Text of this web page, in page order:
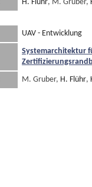
H. Flühr, M. Gruber,
UAV - Entwicklung
Systemarchitektur
M. Gruber, H. Flühr,